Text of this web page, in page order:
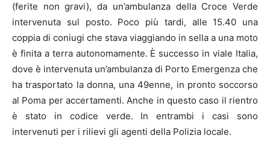
(ferite non gravi), da un’ambulanza della Croce Verde
intervenuta sul posto. Poco più tardi, alle 15.40 una
coppia di coniugi che stava viaggiando in sella a una moto
è finita a terra autonomamente. È successo in viale Italia,
dove è intervenuta un’ambulanza di Porto Emergenza che
ha trasportato la donna, una 49enne, in pronto soccorso
al Poma per accertamenti. Anche in questo caso il rientro
è stato in codice verde. In entrambi i casi sono
intervenuti per i rilievi gli agenti della Polizia locale.